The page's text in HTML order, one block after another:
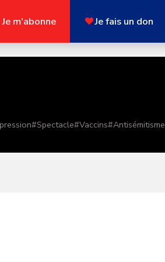
Je m'abonne Je fais un don
#Spectacle#Vaccins#Antisémitisme